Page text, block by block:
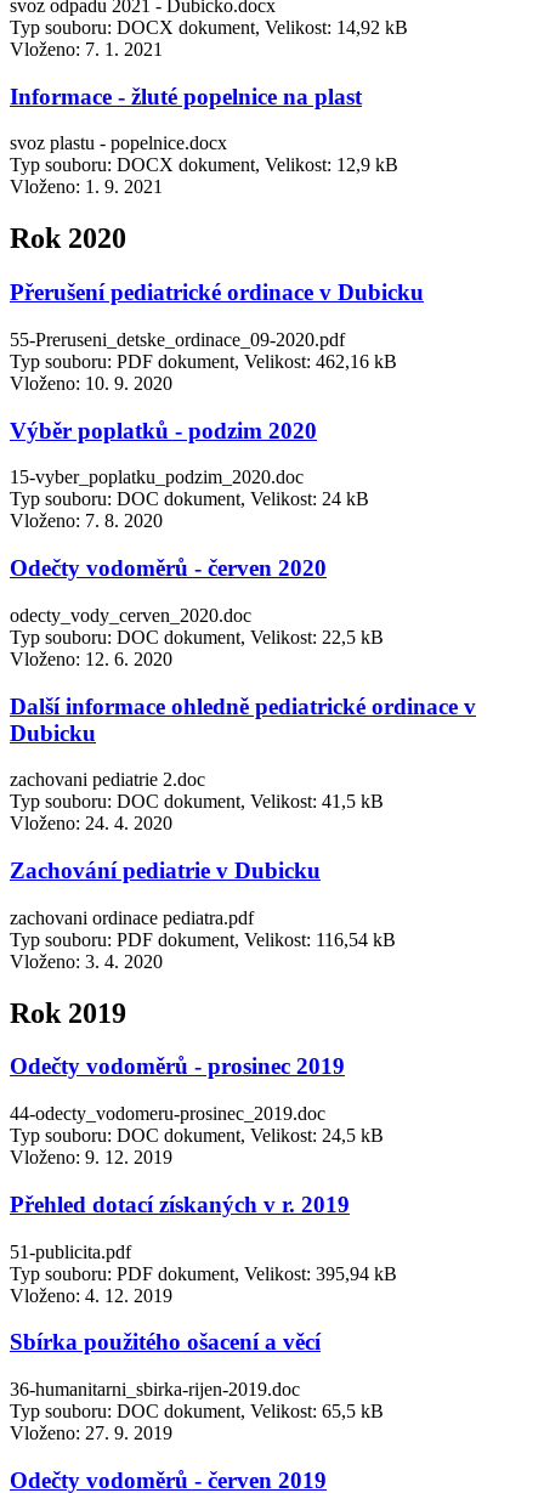
svoz odpadu 2021 - Dubicko.docx
Typ souboru: DOCX dokument, Velikost: 14,92 kB
Vloženo: 7. 1. 2021
Informace - žluté popelnice na plast
svoz plastu - popelnice.docx
Typ souboru: DOCX dokument, Velikost: 12,9 kB
Vloženo: 1. 9. 2021
Rok 2020
Přerušení pediatrické ordinace v Dubicku
55-Preruseni_detske_ordinace_09-2020.pdf
Typ souboru: PDF dokument, Velikost: 462,16 kB
Vloženo: 10. 9. 2020
Výběr poplatků - podzim 2020
15-vyber_poplatku_podzim_2020.doc
Typ souboru: DOC dokument, Velikost: 24 kB
Vloženo: 7. 8. 2020
Odečty vodoměrů - červen 2020
odecty_vody_cerven_2020.doc
Typ souboru: DOC dokument, Velikost: 22,5 kB
Vloženo: 12. 6. 2020
Další informace ohledně pediatrické ordinace v
Dubicku
zachovani pediatrie 2.doc
Typ souboru: DOC dokument, Velikost: 41,5 kB
Vloženo: 24. 4. 2020
Zachování pediatrie v Dubicku
zachovani ordinace pediatra.pdf
Typ souboru: PDF dokument, Velikost: 116,54 kB
Vloženo: 3. 4. 2020
Rok 2019
Odečty vodoměrů - prosinec 2019
44-odecty_vodomeru-prosinec_2019.doc
Typ souboru: DOC dokument, Velikost: 24,5 kB
Vloženo: 9. 12. 2019
Přehled dotací získaných v r. 2019
51-publicita.pdf
Typ souboru: PDF dokument, Velikost: 395,94 kB
Vloženo: 4. 12. 2019
Sbírka použitého ošacení a věcí
36-humanitarni_sbirka-rijen-2019.doc
Typ souboru: DOC dokument, Velikost: 65,5 kB
Vloženo: 27. 9. 2019
Odečty vodoměrů - červen 2019